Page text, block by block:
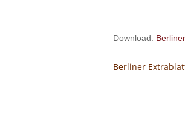
Download:
Berliner